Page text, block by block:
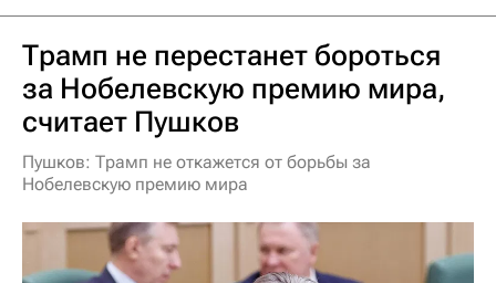
Трамп не перестанет бороться
за Нобелевскую премию мира,
считает Пушков
Пушков: Трамп не откажется от борьбы за
Нобелевскую премию мира